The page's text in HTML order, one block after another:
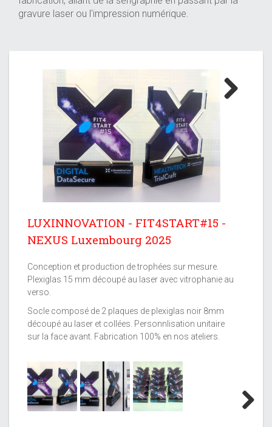
gravure laser ou l'impression numérique.
LUXINNOVATION - FIT4START#15 -
NEXUS Luxembourg 2025
Conception et production de trophées sur mesure.
Plexiglas 15 mm découpé au laser avec vitrophanie au
verso.
Socle composé de 2 plaques de plexiglas noir 8mm
découpé au laser et collées. Personnlisation unitaire
sur la face avant. Fabrication 100% en nos ateliers.